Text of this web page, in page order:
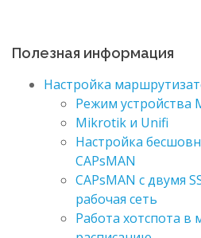
Полезная информация
Настройка
Режим устройства
Mikrotik и Unifi
Настройка
CAPsMAN
CAPsMAN с двумя
рабочая сеть
Работа хотспота в